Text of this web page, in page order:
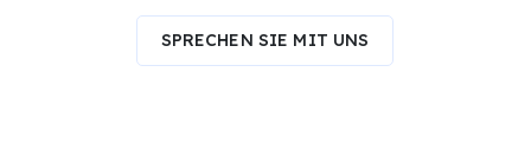
SPRECHEN SIE MIT UNS